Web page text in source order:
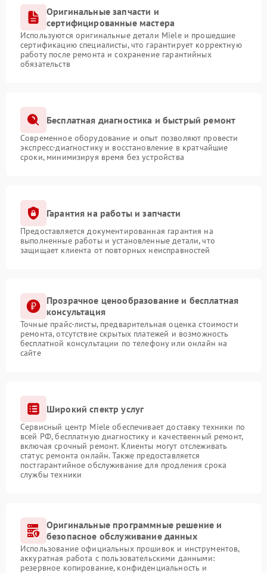
Оригинальные запчасти и
сертифицированные мастера
Используются оригинальные детали Miele и прошедшие
сертификацию специалисты, что гарантирует корректную
работу после ремонта и сохранение гарантийных
обязательств
Бесплатная диагностика и быстрый ремонт
Современное оборудование и опыт позволяют провести
экспресс-диагностику и восстановление в кратчайшие
сроки, минимизируя время без устройства
Гарантия на работы и запчасти
Предоставляется документированная гарантия на
выполненные работы и установленные детали, что
защищает клиента от повторных неисправностей
Прозрачное ценообразование и бесплатная
консультация
Точные прайс-листы, предварительная оценка стоимости
ремонта, отсутствие скрытых платежей и возможность
бесплатной консультации по телефону или онлайн на
сайте
Широкий спектр услуг
Сервисный центр Miele обеспечивает доставку техники по
всей РФ, бесплатную диагностику и качественный ремонт,
включая срочный ремонт. Клиенты могут отслеживать
статус ремонта онлайн. Также предоставляется
постгарантийное обслуживание для продления срока
службы техники
Оригинальные программные решение и
безопасное обслуживание данных
Использование официальных прошивок и инструментов,
аккуратная работа с пользовательскими данными:
резервное копирование, конфиденциальность и